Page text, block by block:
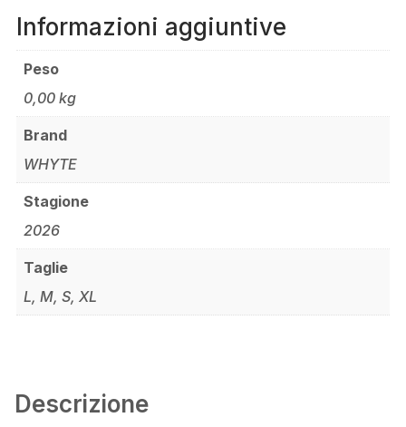
Informazioni aggiuntive
Peso
0,00 kg
Brand
WHYTE
Stagione
2026
Taglie
L, M, S, XL
Descrizione